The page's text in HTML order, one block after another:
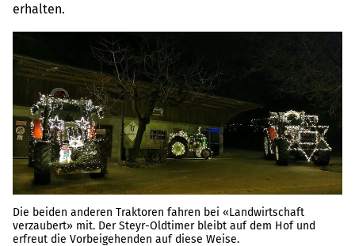
erhalten.
Die beiden anderen Traktoren fahren bei «Landwirtschaft
verzaubert» mit. Der Steyr-Oldtimer bleibt auf dem Hof und
erfreut die Vorbeigehenden auf diese Weise.